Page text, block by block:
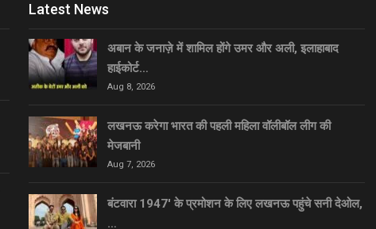
Latest News
अबान के जनाज़े में शामिल होंगे उमर और अली, इलाहाबाद
हाईकोर्ट…
Aug 8, 2026
लखनऊ करेगा भारत की पहली महिला वॉलीबॉल लीग की
मेजबानी
Aug 7, 2026
बंटवारा 1947′ के प्रमोशन के लिए लखनऊ पहुंचे सनी देओल,
…